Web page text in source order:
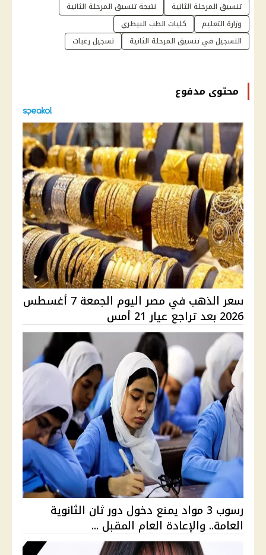
تنسيق المرحلة الثانية
نتيجة تنسيق المرحلة الثانية
وزارة التعليم
كليات الطب البيطري
التسجيل في تنسيق المرحلة الثانية
تسجيل رغبات
محتوى مدفوع
سعر الذهب في مصر اليوم الجمعة 7 أغسطس
2026 بعد تراجع عيار 21 أمس
رسوب 3 مواد يمنع دخول دور ثان الثانوية
العامة.. والإعادة العام المقبل ...